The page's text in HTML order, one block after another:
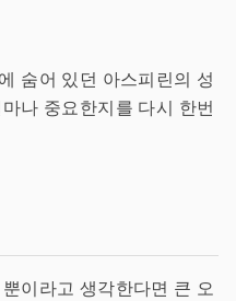
숨어 있던 아스피린의 성
나 중요한지를 다시 한번
이라고 생각한다면 큰 오